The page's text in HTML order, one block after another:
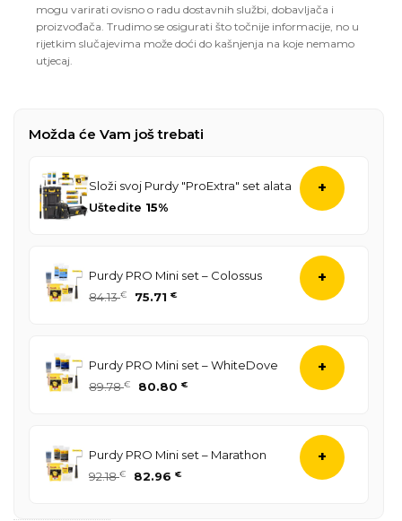
mogu varirati ovisno o radu dostavnih službi, dobavljača i
proizvođača. Trudimo se osigurati što točnije informacije, no u
rijetkim slučajevima može doći do kašnjenja na koje nemamo
utjecaj.
Možda će Vam još trebati
Složi svoj Purdy "ProExtra" set alata
Uštedite 15%
+
Purdy PRO Mini set – Colossus
84.13€
Izvorna
84.13 €.
75.71 €Trenutna
+
Purdy PRO Mini set – WhiteDove
89.78€
Izvorna
89.78 €.
80.80 €Trenutna
+
Purdy PRO Mini set – Marathon
92.18€
Izvorna
82.96 €Trenutna
+